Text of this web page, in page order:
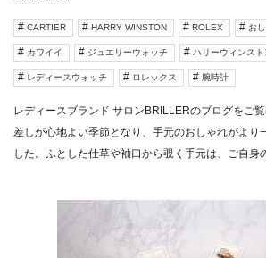
CARTIER HARRY WINSTON ROLEX お
カワイイ ジュエリーウォッチ ハリーウィンスト
レディースウォッチ ロレックス 腕時計
レディースブランド サロンBRILLERのブログをご
差しが心地よい季節となり、手元のおしゃれがより
した。ふとした仕草や袖口から覗く手元は、ご自身